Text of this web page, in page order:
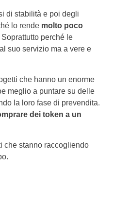
di stabilità e poi degli
lo rende molto poco
Soprattutto perché le
suo servizio ma a vere e
che hanno un enorme
meglio a puntare su delle
la loro fase di prevendita.
dei token a un
che stanno raccogliendo